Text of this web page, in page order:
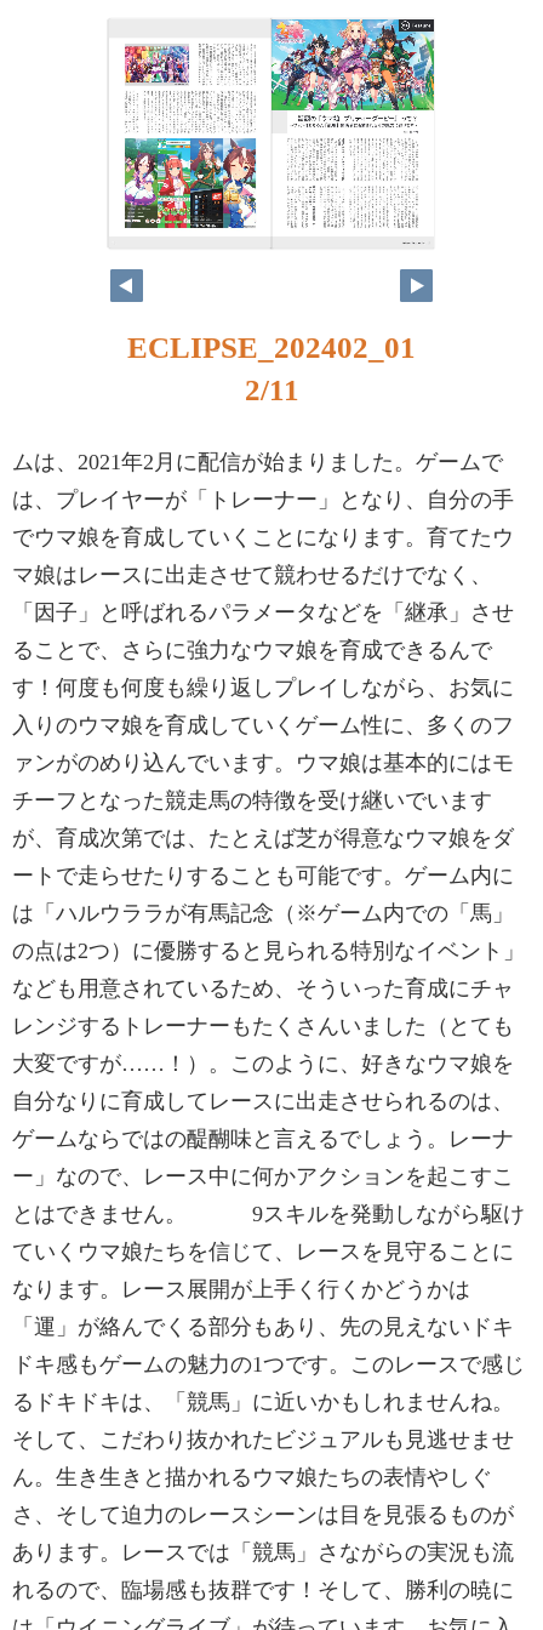
ECLIPSE_202402_01
2/11
ムは、2021年2月に配信が始まりました。ゲームで
は、プレイヤーが「トレーナー」となり、自分の手
でウマ娘を育成していくことになります。育てたウ
マ娘はレースに出走させて競わせるだけでなく、
「因子」と呼ばれるパラメータなどを「継承」させ
ることで、さらに強力なウマ娘を育成できるんで
す！何度も何度も繰り返しプレイしながら、お気に
入りのウマ娘を育成していくゲーム性に、多くのフ
ァンがのめり込んでいます。ウマ娘は基本的にはモ
チーフとなった競走馬の特徴を受け継いでいます
が、育成次第では、たとえば芝が得意なウマ娘をダ
ートで走らせたりすることも可能です。ゲーム内に
は「ハルウララが有馬記念（※ゲーム内での「馬」
の点は2つ）に優勝すると見られる特別なイベント」
なども用意されているため、そういった育成にチャ
レンジするトレーナーもたくさんいました（とても
大変ですが……！）。このように、好きなウマ娘を
自分なりに育成してレースに出走させられるのは、
ゲームならではの醍醐味と言えるでしょう。レーナ
ー」なので、レース中に何かアクションを起こすこ
とはできません。 9スキルを発動しながら駆け
ていくウマ娘たちを信じて、レースを見守ることに
なります。レース展開が上手く行くかどうかは
「運」が絡んでくる部分もあり、先の見えないドキ
ドキ感もゲームの魅力の1つです。このレースで感じ
るドキドキは、「競馬」に近いかもしれませんね。
そして、こだわり抜かれたビジュアルも見逃せませ
ん。生き生きと描かれるウマ娘たちの表情やしぐ
さ、そして迫力のレースシーンは目を見張るものが
あります。レースでは「競馬」さながらの実況も流
れるので、臨場感も抜群です！そして、勝利の暁に